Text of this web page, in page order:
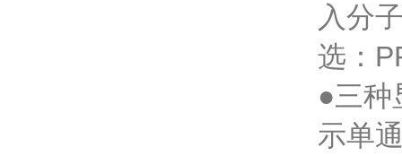
入分
选：
●三种
示单